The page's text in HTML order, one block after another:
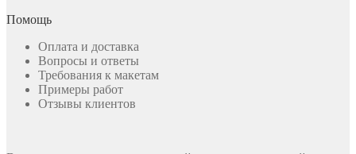
Помощь
Оплата и доставка
Вопросы и ответы
Требования к макетам
Примеры работ
Отзывы клиентов